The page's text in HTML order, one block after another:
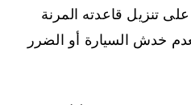
على تنزيل قاعدته المرنة
خدش السيارة أو الضرر